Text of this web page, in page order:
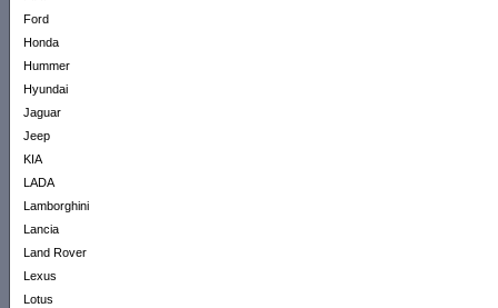
Ford
Honda
Hummer
Hyundai
Jaguar
Jeep
KIA
LADA
Lamborghini
Lancia
Land Rover
Lexus
Lotus